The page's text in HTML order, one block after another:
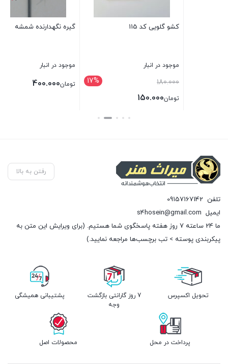
گیره نگهدارنده شمشه
موجود در انبار
تومان400.000
کشو قاب کد 71
موجود در انبار
120.000قیمت
رفتن به بالا
تلفن 09157167142
ایمیل s4hosein@gmail.com
ما 24 ساعته 7 روز هفته پاسخگوی شما هستیم. (برای ویرایش این متن به
پیکربندی پوسته > تب برچسب‌ها مراجعه نمایید.)
تحویل اکسپرس
7 روز گارانتی بازگشت
وجه
پشتیبانی همیشگی
پرداخت در محل محصولات اصل